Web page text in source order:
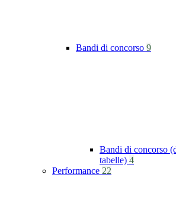
Bandi di concorso 9
Bandi di concorso
tabelle) 4
Performance 22